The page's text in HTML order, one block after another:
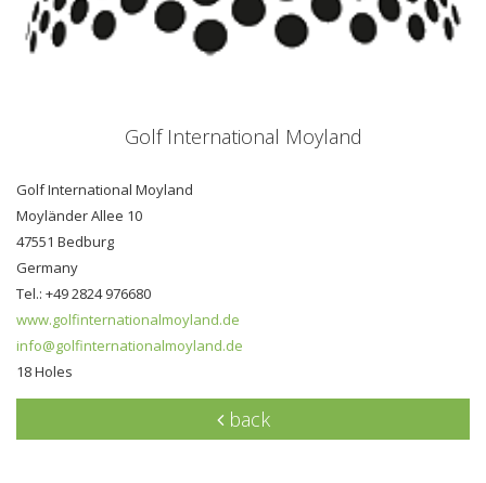
Golf International Moyland
Golf International Moyland
Moyländer Allee 10
47551 Bedburg
Germany
Tel.: +49 2824 976680
www.golfinternationalmoyland.de
info@golfinternationalmoyland.de
18 Holes
back